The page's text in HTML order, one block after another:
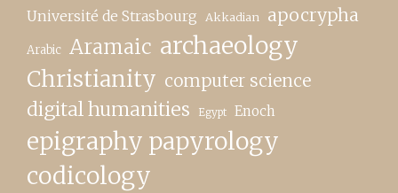
Université de Strasbourg Akkadian apocrypha
Arabic Aramaic archaeology
Christianity computer science
digital humanities Egypt Enoch
epigraphy papyrology
codicology